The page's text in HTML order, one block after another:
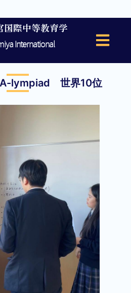
国際中等教育学
International
lympiad 世界10位